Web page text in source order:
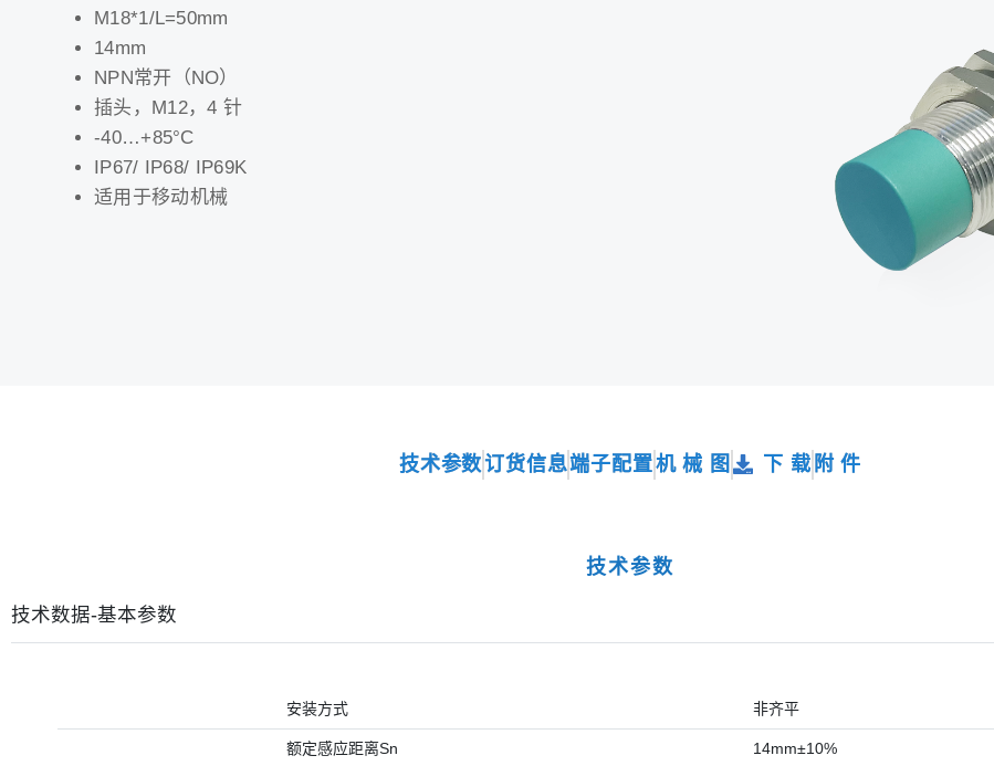
M18*1/L=50mm
14mm
NPN常开（NO）
插头，M12，4 针
-40…+85°C
IP67/ IP68/ IP69K
适用于移动机械
技术参数订货信息端子配置机 械 图 下 载 附 件
技术参数
技术数据-基本参数
安装方式 非齐平
额定感应距离Sn 14mm±10%